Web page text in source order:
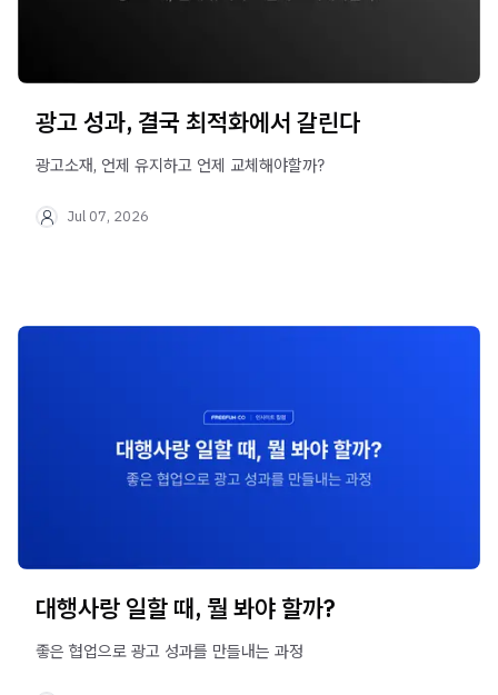
광고 성과, 결국 최적화에서 갈린다
광고소재, 언제 유지하고 언제 교체해야할까?
Jul 07, 2026
대행사랑 일할 때, 뭘 봐야 할까?
좋은 협업으로 광고 성과를 만들내는 과정